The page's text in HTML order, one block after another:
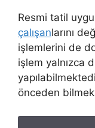
Resmi tatil
çalışanlarını
işlemlerini de
işlem yalnızca
önceden